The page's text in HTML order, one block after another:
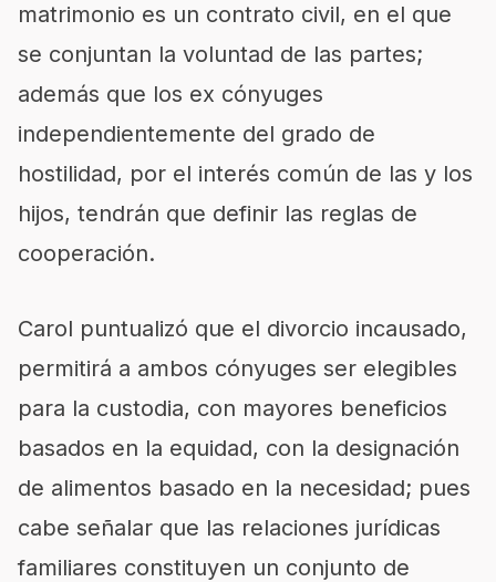
matrimonio es un contrato civil, en el que
se conjuntan la voluntad de las partes;
además que los ex cónyuges
independientemente del grado de
hostilidad, por el interés común de las y los
hijos, tendrán que definir las reglas de
cooperación.
Carol puntualizó que el divorcio incausado,
permitirá a ambos cónyuges ser elegibles
para la custodia, con mayores beneficios
basados en la equidad, con la designación
de alimentos basado en la necesidad; pues
cabe señalar que las relaciones jurídicas
familiares constituyen un conjunto de